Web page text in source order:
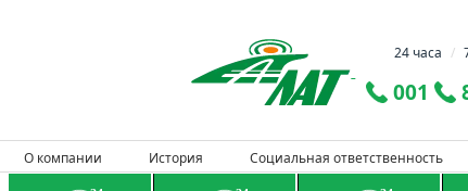
24 часа /
001
О компании История Социальная ответственность